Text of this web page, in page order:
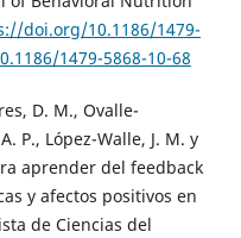
doi.org/10.1186/1479-
1479-5868-10-68
D. M., Ovalle-
P., López-Walle, J. M. y
aprender del feedback
y afectos positivos en
de Ciencias del